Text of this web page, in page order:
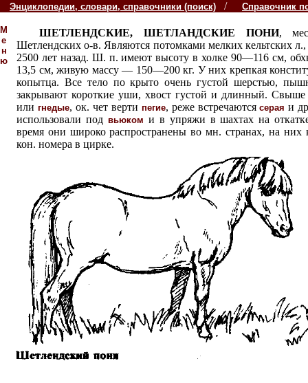
Энциклопедии, словари, справочники (поиск) / Справочник
М
е
н
ю
ШЕТЛЕНДСКИЕ, ШЕТЛАНДСКИЕ ПОНИ,
Шетлендских о-в. Являются потомками мелких кельтских л.,
2500 лет назад. Ш. п. имеют высоту в холке 90—116 см,
13,5 см, живую массу — 150—200 кг. У них крепкая
копытца. Все тело по крыто очень густой шерстью,
закрывают короткие уши, хвост густой и длинный.
или гнедые, ок. чет верти пегие, реже встречаютсясерая и
использовали под вьюком и в упряжи в шахтах на
время они широко распространены во мн. странах, на них
кон. номера в цирке.